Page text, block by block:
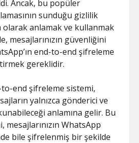
Ancak, bu popüler
sunduğu gizlilik
anlamak ve kullanmak
mesajlarınızın güvenliğini
end-to-end şifreleme
gereklidir.
to-end şifreleme sistemi,
yalnızca gönderici ve
anlamına gelir. Bu
WhatsApp
bile şifrelenmiş bir şekilde